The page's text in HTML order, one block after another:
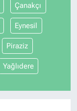
Çanakçı
Eynesil
Piraziz
Yağlıdere